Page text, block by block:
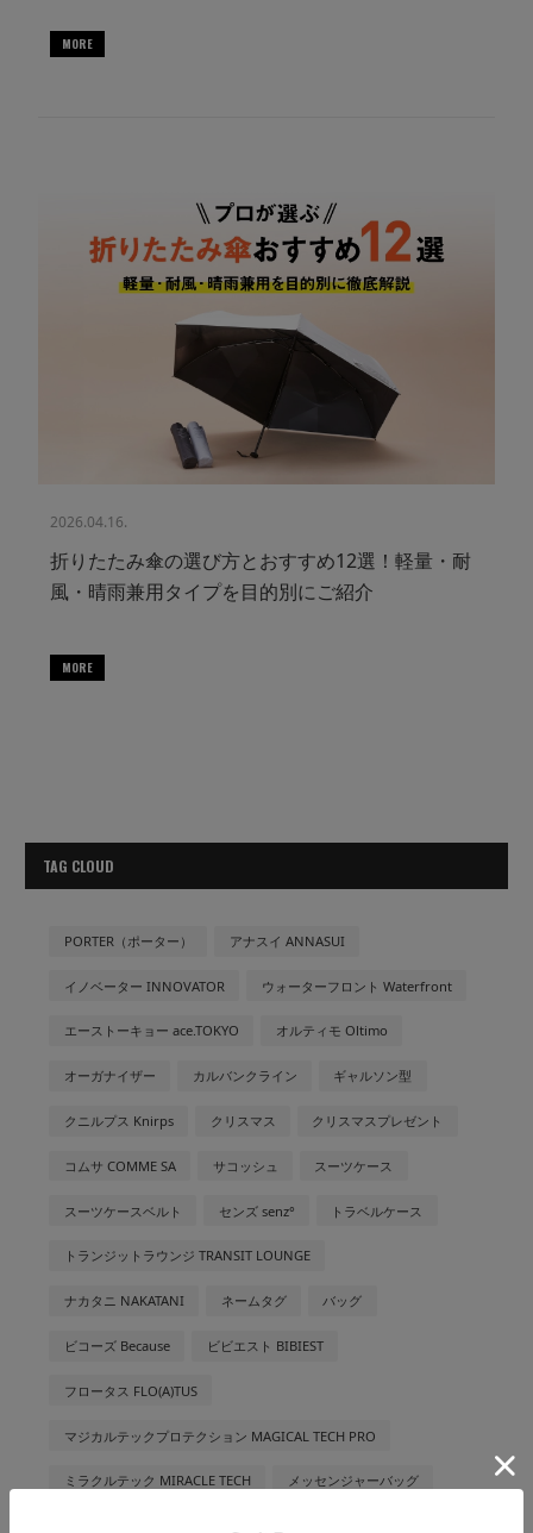
MORE
2026.04.16.
折りたたみ傘の選び方とおすすめ12選！軽量・耐
風・晴雨兼用タイプを目的別にご紹介
MORE
TAG CLOUD
PORTER（ポーター） アナスイ ANNASUI
イノベーター INNOVATOR ウォーターフロント Waterfront
エーストーキョー ace.TOKYO オルティモ Oltimo
オーガナイザー カルバンクライン ギャルソン型
クニルプス Knirps クリスマス クリスマスプレゼント
コムサ COMME SA サコッシュ スーツケース
スーツケースベルト センズ senz° トラベルケース
トランジットラウンジ TRANSIT LOUNGE
ナカタニ NAKATANI ネームタグ バッグ
ビコーズ Because ビビエスト BIBIEST
フロータス FLO(A)TUS
マジカルテックプロテクション MAGICAL TECH PRO
ミラクルテック MIRACLE TECH メッセンジャーバッグ